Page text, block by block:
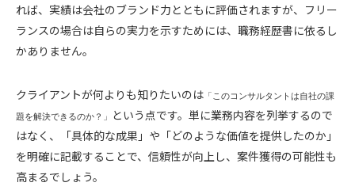
れば、実績は会社のブランド力とともに評価されますが、フリー
ランスの場合は自らの実力を示すためには、職務経歴書に依るし
かありません。
クライアントが何よりも知りたいのは 「このコンサルタントは自社の課
題を解決できるのか？」 という点です。単に業務内容を列挙するので
はなく、「具体的な成果」や「どのような価値を提供したのか」
を明確に記載することで、信頼性が向上し、案件獲得の可能性も
高まるでしょう。